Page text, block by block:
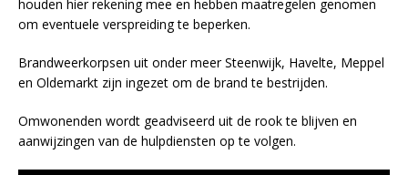
houden hier rekening mee en hebben maatregelen genomen
om eventuele verspreiding te beperken.
Brandweerkorpsen uit onder meer Steenwijk, Havelte, Meppel
en Oldemarkt zijn ingezet om de brand te bestrijden.
Omwonenden wordt geadviseerd uit de rook te blijven en
aanwijzingen van de hulpdiensten op te volgen.